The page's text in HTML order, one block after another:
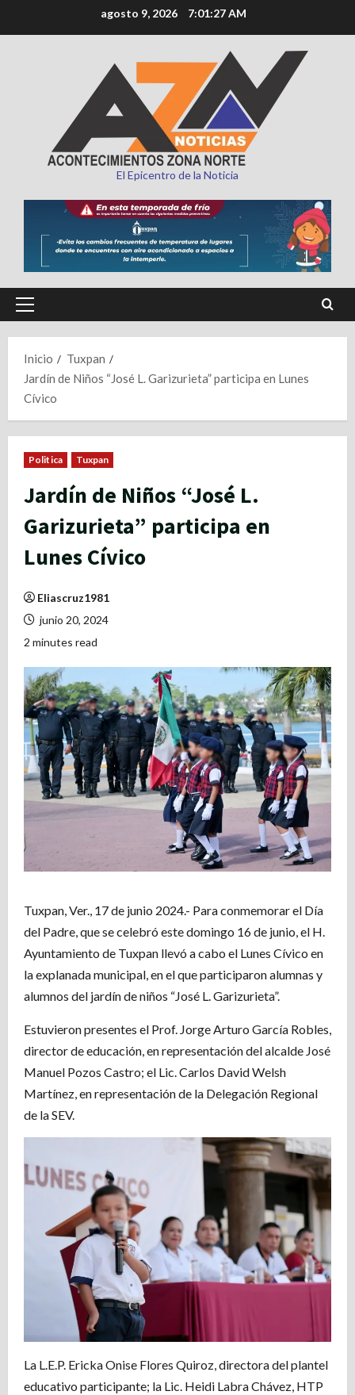
al
agosto 9, 2026 7:01:28 AM
El Epicentro de la Noticia
Menú
Inicio
Tuxpan
Jardín de Niños “José L. Garizurieta” participa en Lunes
Cívico
Politica Tuxpan
Jardín de Niños “José L.
Garizurieta” participa en
Lunes Cívico
Eliascruz1981
junio 20, 2024
2 minutes read
Tuxpan, Ver., 17 de junio 2024.- Para conmemorar el Día
del Padre, que se celebró este domingo 16 de junio, el H.
Ayuntamiento de Tuxpan llevó a cabo el Lunes Cívico en
la explanada municipal, en el que participaron alumnas y
alumnos del jardín de niños “José L. Garizurieta”.
Estuvieron presentes el Prof. Jorge Arturo García Robles,
director de educación, en representación del alcalde José
Manuel Pozos Castro; el Lic. Carlos David Welsh
Martínez, en representación de la Delegación Regional
de la SEV.
La L.E.P. Ericka Onise Flores Quiroz, directora del plantel
educativo participante; la Lic. Heidi Labra Chávez, HTP